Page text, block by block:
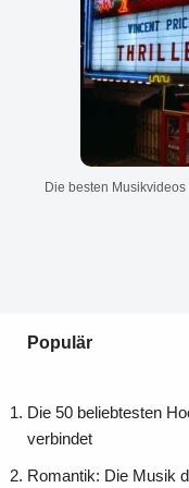
Die besten
Populär
Die 50 beliebtesten
verbindet
Romantik: Die Musik